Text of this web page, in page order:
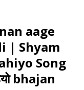
aage
| Shyam
Song
bhajan